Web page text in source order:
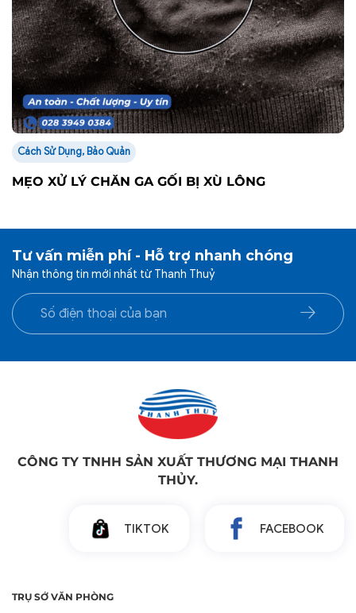
Cách Sử Dụng, Bảo Quản
MẸO XỬ LÝ CHĂN GA GỐI BỊ XÙ LÔNG
Tư vấn miễn phí - Hỗ trợ nhanh chóng
Nhận thông tin mới nhất từ Thanh Thuỷ
CÔNG TY TNHH SẢN XUẤT THƯƠNG MẠI THANH
THỦY.
TIKTOK FACEBOOK
TRỤ SỞ VĂN PHÒNG